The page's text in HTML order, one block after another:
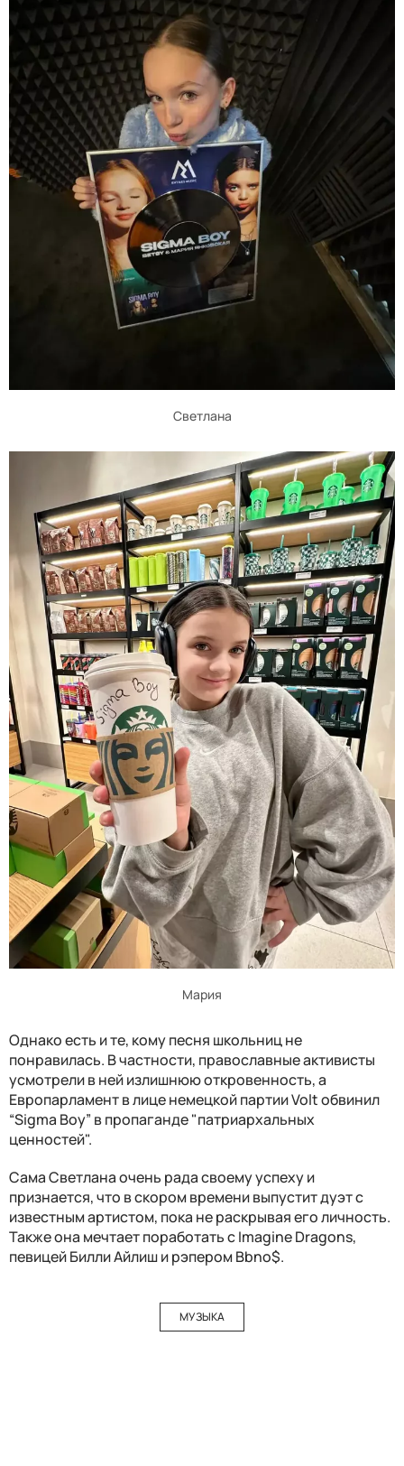
Светлана
Мария
Однако есть и те, кому песня школьниц не
понравилась. В частности, православные активисты
усмотрели в ней излишнюю откровенность, а
Европарламент в лице немецкой партии Volt обвинил
“Sigma Boy” в пропаганде "патриархальных
ценностей".
Сама Светлана очень рада своему успеху и
признается, что в скором времени выпустит дуэт с
известным артистом, пока не раскрывая его личность.
Также она мечтает поработать с Imagine Dragons,
певицей Билли Айлиш и рэпером Bbno$.
МУЗЫКА